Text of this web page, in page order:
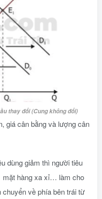
thay đổi (Cung không đổi)
giá cân bằng và lượng cân
dùng giảm thì người tiêu
mặt hàng xa xỉ… làm cho
về phía bên trái từ